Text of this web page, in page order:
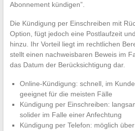
Abonnement kündigen”.
Die Kündigung per Einschreiben mit
Option, fügt jedoch eine Postlaufzeit
hinzu. Ihr Vorteil liegt im rechtlichen
stellt einen nachweisbaren Beweis im
das Datum der Berücksichtigung dar.
Online-Kündigung: schnell, im
geeignet für die meisten Fälle
Kündigung per Einschreiben:
solider im Falle einer Anfechtung
Kündigung per Telefon: möglich